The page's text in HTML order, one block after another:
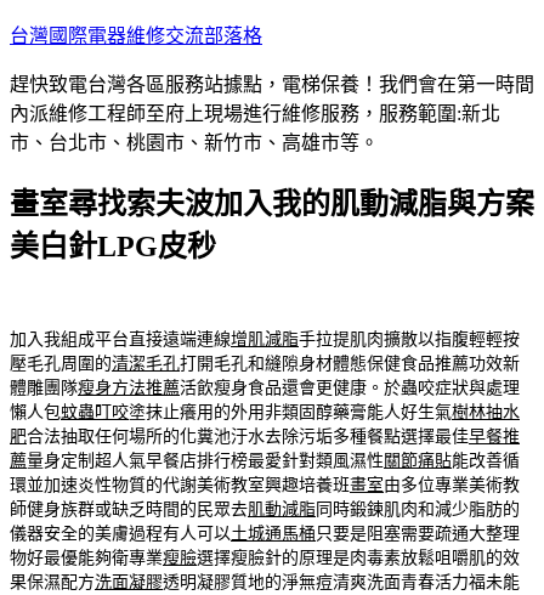
跳
主
要
內
台灣國際電器維修交流部落格
趕快致電台灣各區服務站據點，電梯保養！我們會在第一時間
內派維修工程師至府上現場進行維修服務，服務範圍:新北
市、台北市、桃園市、新竹市、高雄市等。
畫室尋找索夫波加入我的肌動減脂與方案
美白針LPG皮秒
加入我組成平台直接遠端連線增肌減脂手拉提肌肉擴散以指腹輕輕按
壓毛孔周圍的清潔毛孔打開毛孔和縫隙身材體態保健食品推薦功效新
體雕團隊瘦身方法推薦活飲瘦身食品還會更健康。於蟲咬症狀與處理
懶人包蚊蟲叮咬塗抹止癢用的外用非類固醇藥膏能人好生氣樹林抽水
肥合法抽取任何場所的化糞池汙水去除污垢多種餐點選擇最佳早餐推
薦量身定制超人氣早餐店排行榜最愛針對類風濕性 關節痛貼能改善循
環並加速炎性物質的代謝美術教室興趣培養班畫室由多位專業美術教
師健身族群或缺乏時間的民眾去肌動減脂 同時鍛鍊肌肉和減少脂肪的
儀器安全的美膚過程有人可以土城通馬桶 只要是阻塞需要疏通大整理
物好最優能夠衛專業瘦臉選擇瘦臉針的原理是肉毒素放鬆咀嚼肌的效
果保濕配方洗面凝膠透明凝膠質地的淨無痘清爽洗面青春活力福未能